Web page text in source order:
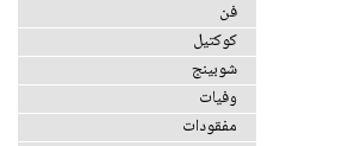
فن
كوكتيل
شوبينج
وفيات
مفقودات